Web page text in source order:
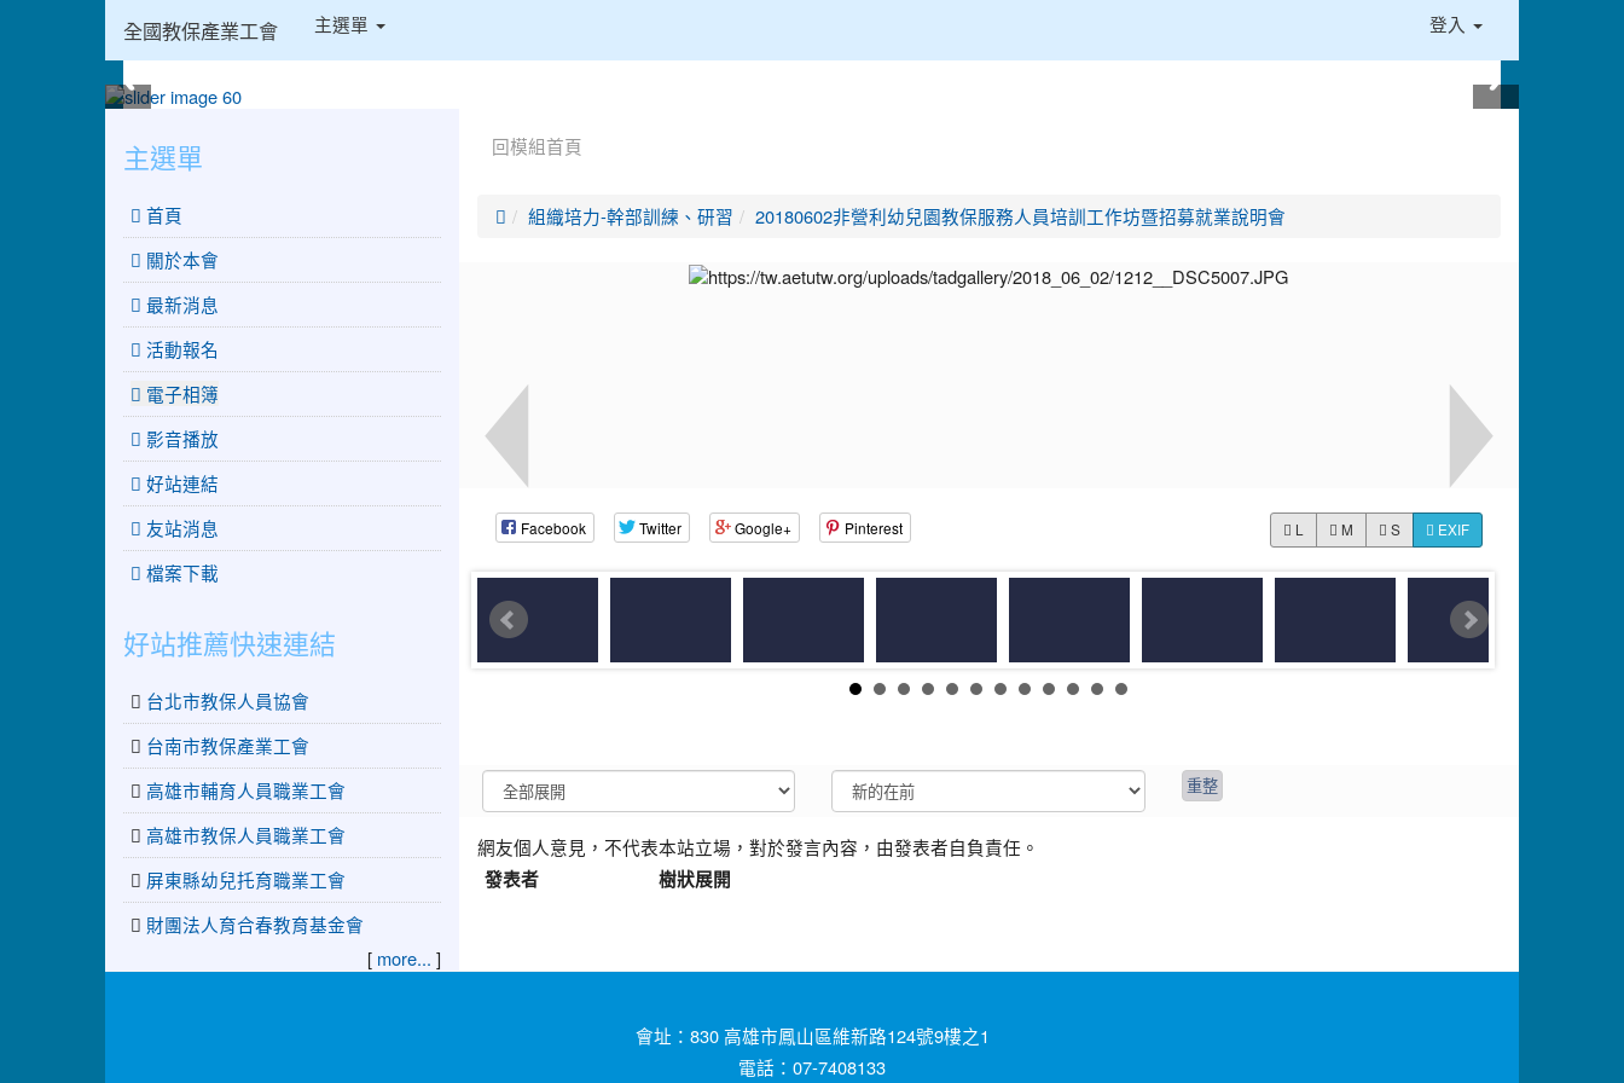
全國教保產業工會 主選單 登入
回模組首頁
 組織培力-幹部訓練、研習 20180602非營利幼兒園教保服務人員培訓工作坊暨招募就業說明會
Facebook Twitter Google+ Pinterest L M S EXIF
網友個人意見，不代表本站立場，對於發言內容，由發表者自負責任。
發表者
樹狀展開
主選單
 首頁
關於本會
最新消息
活動報名
電子相簿
影音播放
好站連結
友站消息
檔案下載
好站推薦快速連結
台北市教保人員協會
台南市教保產業工會
高雄市輔育人員職業工會
高雄市教保人員職業工會
屏東縣幼兒托育職業工會
財團法人育合春教育基金會
[ more... ]
會址：830 高雄市鳳山區維新路124號9樓之1
電話：07-7408133